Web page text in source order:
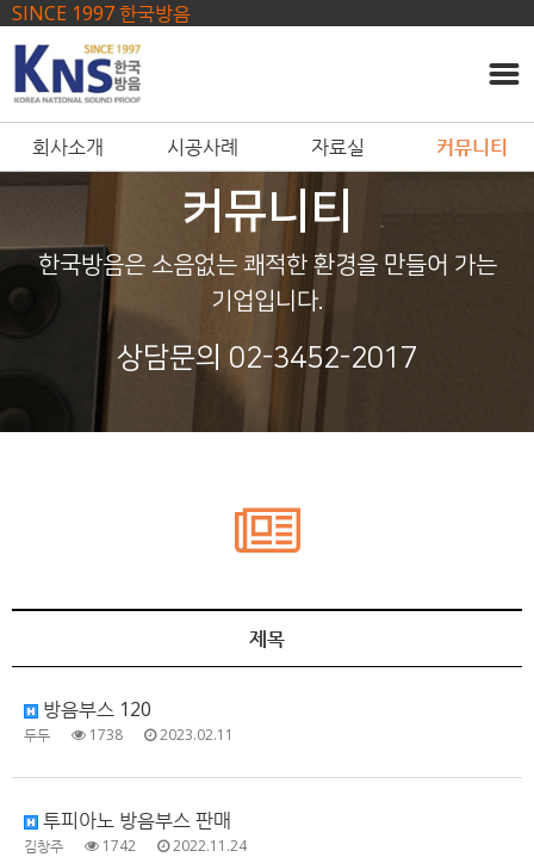
------ 메인 스크립트 ------
SINCE 1997 한국방음
회사소개 시공사례 자료실 커뮤니티
커뮤니티
한국방음은 소음없는 쾌적한 환경을 만들어 가는
기업입니다.
상담문의 02-3452-2017
제목
방음부스 120
두두 1738 2023.02.11
투피아노 방음부스 판매
김창주 1742 2022.11.24